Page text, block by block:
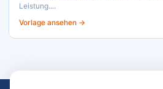
Leistung....
Vorlage ansehen →